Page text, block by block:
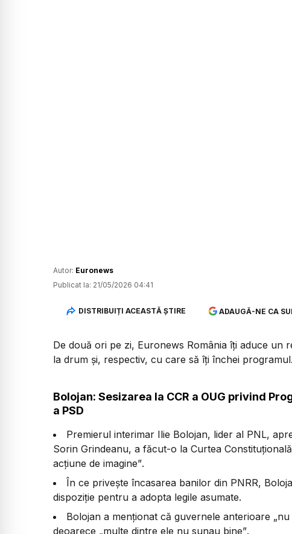
Autor: Euronews
Publicat la: 21/05/2026 04:41
DISTRIBUIȚI ACEASTĂ ȘTIRE ADAUGĂ-NE CA
De două ori pe zi, Euronews România îți aduce un
la drum și, respectiv, cu care să îți închei programul.
Bolojan: Sesizarea la CCR a OUG privind
a PSD
Premierul interimar Ilie Bolojan, lider al PNL,
Sorin Grindeanu, a făcut-o la Curtea
acțiune de imagine”.
În ce privește încasarea banilor din PNRR,
dispoziție pentru a adopta legile asumate.
Bolojan a menționat că guvernele anterioare
deoarece „multe dintre ele nu sunau bine”.